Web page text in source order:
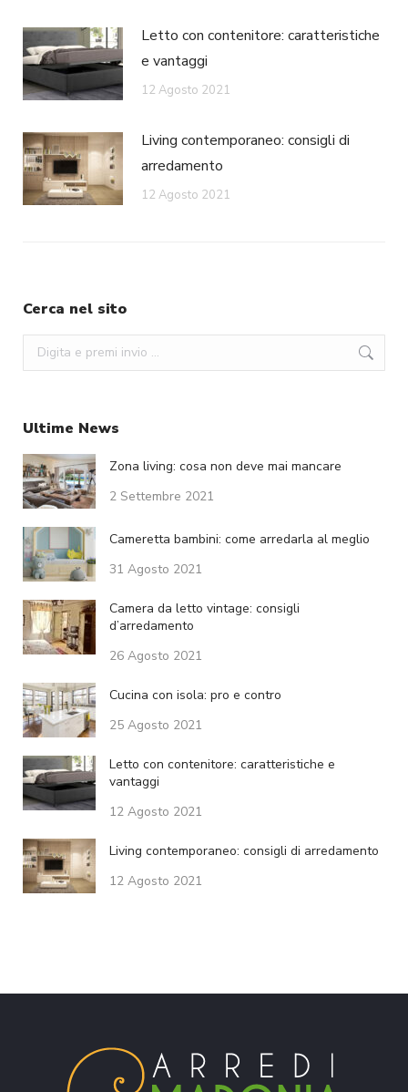
Letto con contenitore: caratteristiche
e vantaggi
12 Agosto 2021
Living contemporaneo: consigli di
arredamento
12 Agosto 2021
Cerca nel sito
Search:
Ultime News
Zona living: cosa non deve mai mancare
2 Settembre 2021
Cameretta bambini: come arredarla al meglio
31 Agosto 2021
Camera da letto vintage: consigli
d’arredamento
26 Agosto 2021
Cucina con isola: pro e contro
25 Agosto 2021
Letto con contenitore: caratteristiche e
vantaggi
12 Agosto 2021
Living contemporaneo: consigli di arredamento
12 Agosto 2021